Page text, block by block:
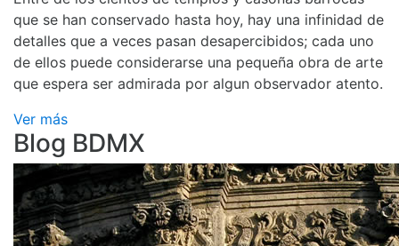
que se han conservado hasta hoy, hay una infinidad de
detalles que a veces pasan desapercibidos; cada uno
de ellos puede considerarse una pequeña obra de arte
que espera ser admirada por algun observador atento.
Ver más
Blog BDMX